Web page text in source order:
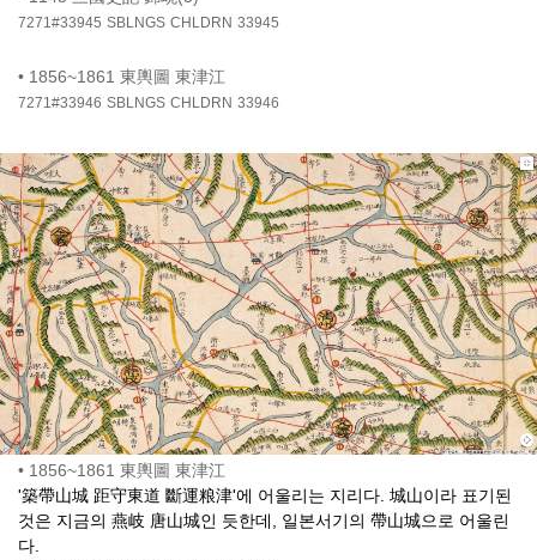
7271#33945 SBLNGS CHLDRN 33945
• 1856~1861 東輿圖 東津江
7271#33946 SBLNGS CHLDRN 33946
• 1856~1861 東輿圖 東津江
'築帶山城 距守東道 斷運粮津'에 어울리는 지리다. 城山이라 표기된
것은 지금의 燕岐 唐山城인 듯한데, 일본서기의 帶山城으로 어울린
다.